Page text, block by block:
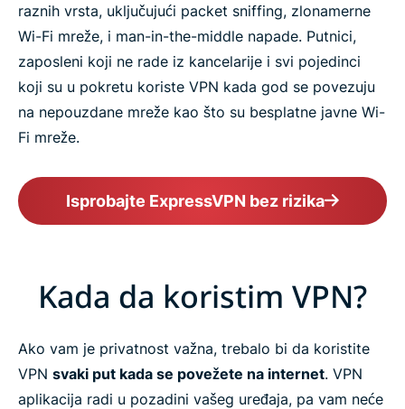
raznih vrsta, uključujući packet sniffing, zlonamerne
Wi-Fi mreže, i man-in-the-middle napade. Putnici,
zaposleni koji ne rade iz kancelarije i svi pojedinci
koji su u pokretu koriste VPN kada god se povezuju
na nepouzdane mreže kao što su besplatne javne Wi-
Fi mreže.
Isprobajte ExpressVPN bez rizika
Kada da koristim VPN?
Ako vam je privatnost važna, trebalo bi da koristite
VPN svaki put kada se povežete na internet. VPN
aplikacija radi u pozadini vašeg uređaja, pa vam neće